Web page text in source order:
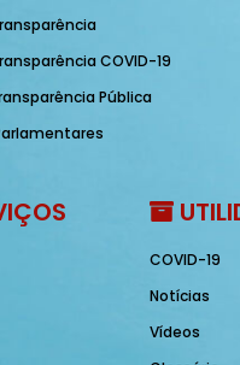
COVID-19
Pública
COVID-19
Notícias
Vídeos